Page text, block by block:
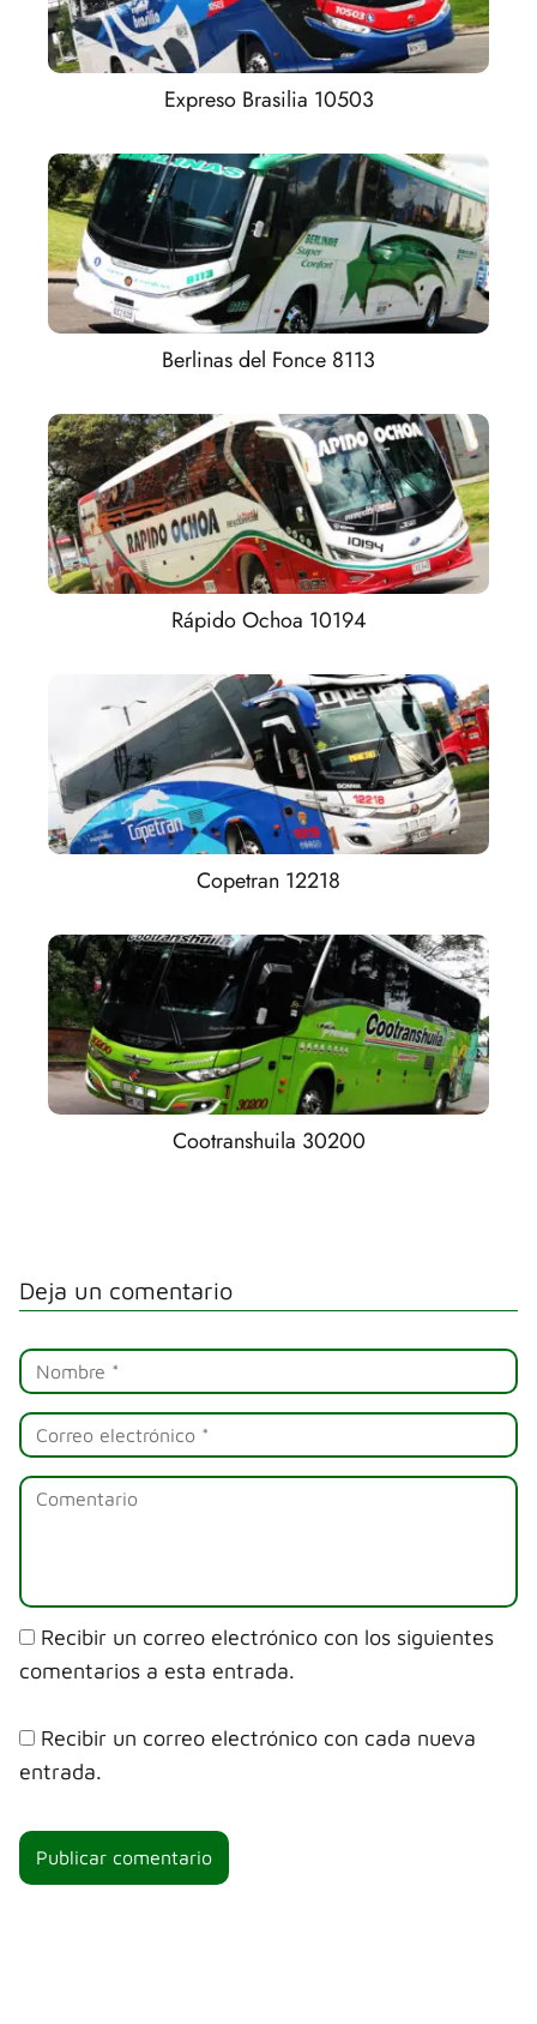
Expreso Brasilia 10503
Berlinas del Fonce 8113
Rápido Ochoa 10194
Copetran 12218
Cootranshuila 30200
Deja un comentario
Recibir un correo electrónico con los siguientes
comentarios a esta entrada.
Recibir un correo electrónico con cada nueva
entrada.